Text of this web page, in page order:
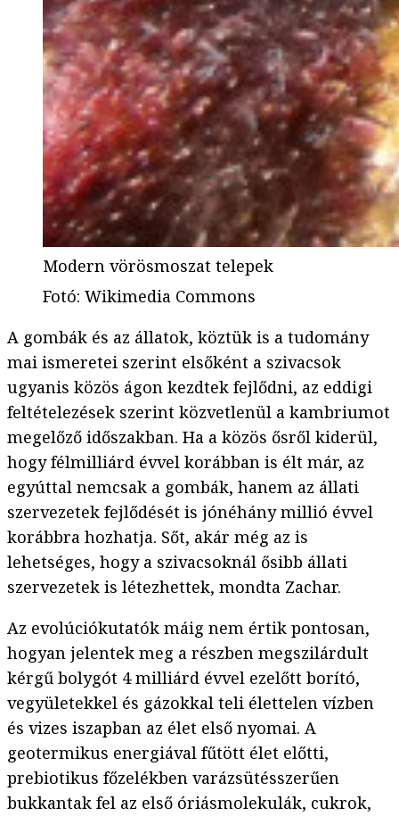
Modern vörösmoszat telepek
Fotó: Wikimedia Commons
A gombák és az állatok, köztük is a tudomány
mai ismeretei szerint elsőként a szivacsok
ugyanis közös ágon kezdtek fejlődni, az eddigi
feltételezések szerint közvetlenül a kambriumot
megelőző időszakban. Ha a közös ősről kiderül,
hogy félmilliárd évvel korábban is élt már, az
egyúttal nemcsak a gombák, hanem az állati
szervezetek fejlődését is jónéhány millió évvel
korábbra hozhatja. Sőt, akár még az is
lehetséges, hogy a szivacsoknál ősibb állati
szervezetek is létezhettek, mondta Zachar.
Az evolúciókutatók máig nem értik pontosan,
hogyan jelentek meg a részben megszilárdult
kérgű bolygót 4 milliárd évvel ezelőtt borító,
vegyületekkel és gázokkal teli élettelen vízben
és vizes iszapban az élet első nyomai. A
geotermikus energiával fűtött élet előtti,
prebiotikus főzelékben varázsütésszerűen
bukkantak fel az első óriásmolekulák, cukrok,